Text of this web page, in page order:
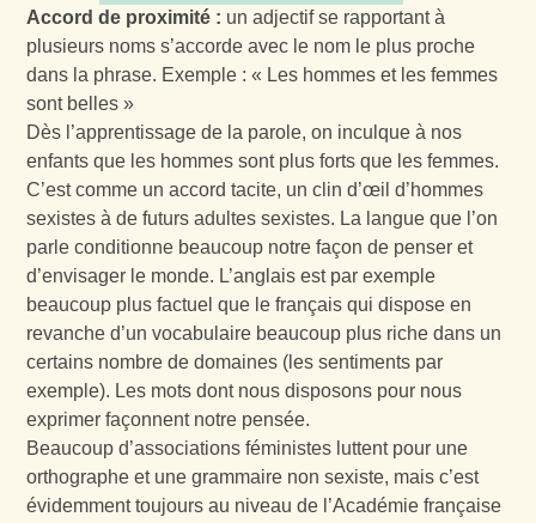
Accord de proximité : un adjectif se rapportant à
plusieurs noms s’accorde avec le nom le plus proche
dans la phrase. Exemple : « Les hommes et les femmes
sont belles »
Dès l’apprentissage de la parole, on inculque à nos
enfants que les hommes sont plus forts que les femmes.
C’est comme un accord tacite, un clin d’œil d’hommes
sexistes à de futurs adultes sexistes. La langue que l’on
parle conditionne beaucoup notre façon de penser et
d’envisager le monde. L’anglais est par exemple
beaucoup plus factuel que le français qui dispose en
revanche d’un vocabulaire beaucoup plus riche dans un
certains nombre de domaines (les sentiments par
exemple). Les mots dont nous disposons pour nous
exprimer façonnent notre pensée.
Beaucoup d’associations féministes luttent pour une
orthographe et une grammaire non sexiste, mais c’est
évidemment toujours au niveau de l’Académie française